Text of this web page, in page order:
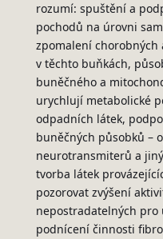
rozumí: spuštění a
pochodů na úrovni
zpomalení
v těchto buňkách,
buněčného a
urychlují metabolické
odpadních látek,
buněčných působků –
neurotransmiterů a
tvorba látek
pozorovat zvýšení
nepostradatelných pro
podnícení činnosti